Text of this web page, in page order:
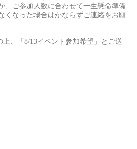
、ご参加人数に合わせて一生懸命準備
くなった場合はかならずご連絡をお願
上、「8/13イベント参加希望」とご送